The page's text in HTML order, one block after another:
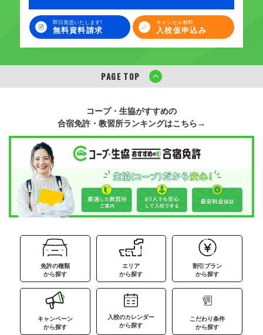
即日発送いたします!
無料資料請求
キャンセル無料
入校仮申込み
PAGE TOP
コープ・生協がすすめの
合宿免許・教習所ランキングはこちら→
免許の種類
から探す
エリア
から探す
割引プラン
から探す
キャンペーン
から探す
入校のカレンダー
から探す
こだわり条件
から探す